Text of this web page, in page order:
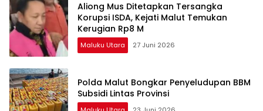
Aliong Mus Ditetapkan Tersangka
Korupsi ISDA, Kejati Malut Temukan
Kerugian Rp8 M
Maluku Utara 27 Juni 2026
Polda Malut Bongkar Penyeludupan BBM
Subsidi Lintas Provinsi